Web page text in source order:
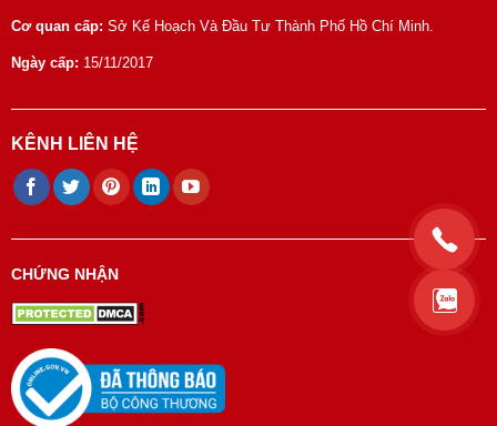
Cơ quan cấp: Sở Kế Hoạch Và Đầu Tư Thành Phố Hồ Chí Minh.
Ngày cấp: 15/11/2017
KÊNH LIÊN HỆ
CHỨNG NHẬN